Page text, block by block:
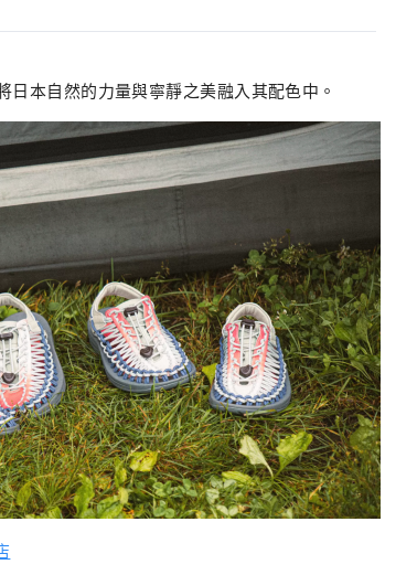
本自然的力量與寧靜之美融入其配色中。